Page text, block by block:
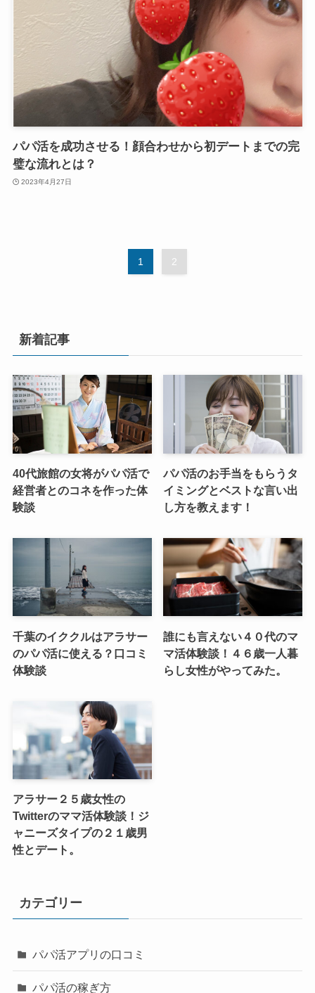
パパ活を成功させる！顔合わせから初デートまでの完
璧な流れとは？
2023年4月27日
1 2
新着記事
40代旅館の女将がパパ活で
経営者とのコネを作った体
験談
パパ活のお手当をもらうタ
イミングとベストな言い出
し方を教えます！
千葉のイククルはアラサー
のパパ活に使える？口コミ
体験談
誰にも言えない４０代のマ
マ活体験談！４６歳一人暮
らし女性がやってみた。
アラサー２５歳女性の
Twitterのママ活体験談！ジ
ャニーズタイプの２１歳男
性とデート。
カテゴリー
パパ活アプリの口コミ
パパ活の稼ぎ方